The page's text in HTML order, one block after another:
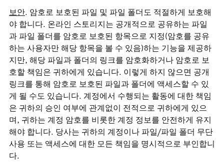
보안. 암호로 보호된 파일 및 파일 폴더도 적절하게 보호해
야 합니다. 온라인 스토리지는 공개적으로 공유하는 파일
과 파일 폴더를 암호로 보호된 항목으로 지정(암호를 공유
하는 사용자만 해당 항목을 볼 수 있음)하는 기능을 제공하
지만, 해당 파일과 폴더의 링크를 암호화하거나 암호로 보
호할 책임은 귀하에게 있습니다. 이렇게 하지 않으면 공개
링크를 통해 암호로 보호된 파일과 폴더에 액세스할 수 있
게 될 수도 있습니다. 계정에서 수행되는 활동에 대한 책임
은 귀하의 승인 여부에 관계없이 전적으로 귀하에게 있으
며, 귀하는 계정 암호를 비롯한 계정 정보를 안전하게 유지
해야 합니다. 당사는 귀하의 계정이나 파일/파일 폴더 무단
사용 또는 액세스에 대한 모든 책임을 명시적으로 부인합니
다.